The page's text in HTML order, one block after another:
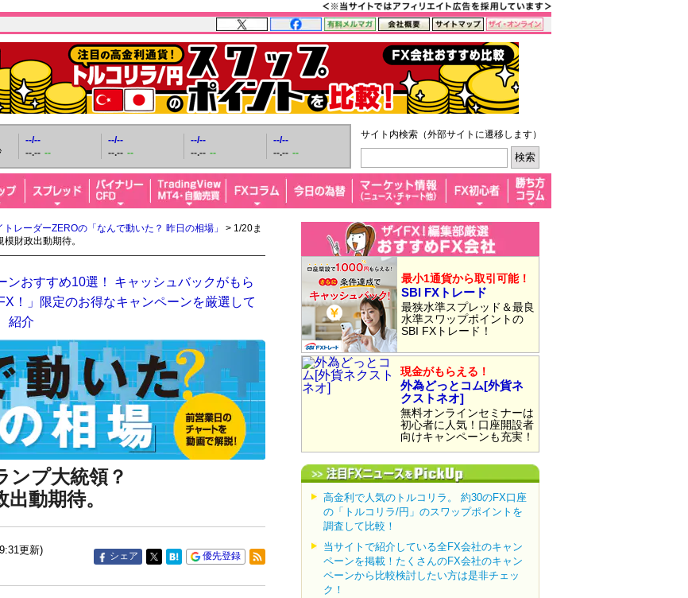
--/--
--.-- --
--/--
--.-- --
--/--
--.-- --
--/--
--.-- --
サイト内検索（外部サイトに遷移します）
トレーダーZEROの「なんで動いた？ 昨日の相場」
> 1/20ま
財政出動期待。
ンおすすめ10選！ キャッシュバックがもら
！」限定のお得なキャンペーンを厳選して
紹介
ンプ大統領？
動期待。
更新)
シェア 優先登録
最小1通貨から取引可能！
SBI FXトレード
最狭水準スプレッド＆最良
水準スワップポイントの
SBI FXトレード！
現金がもらえる！
外為どっとコム[外貨ネ
クストネオ]
無料オンラインセミナーは
初心者に人気！口座開設者
向けキャンペーンも充実！
高金利で人気のトルコリラ。 約30のFX口座
の「トルコリラ/円」のスワップポイントを
調査して比較！
当サイトで紹介している全FX会社のキャン
ペーンを掲載！たくさんのFX会社のキャン
ペーンから比較検討したい方は是非チェッ
ク！